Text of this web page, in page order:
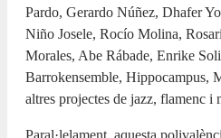
Pardo, Gerardo Núñez, Dhafer
Niño Josele, Rocío Molina,
Morales, Abe Rábade, Enrike
Barrokensemble, Hippocampus,
altres projectes de jazz, flamenc i